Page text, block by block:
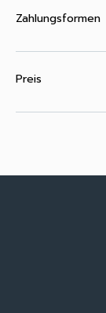
Zahlungsformen
Preis